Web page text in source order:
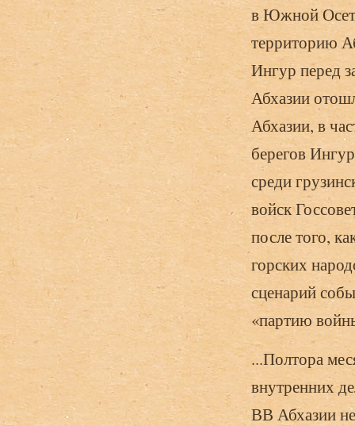
в Южной
территорию
Ингур перед
Абхазии
Абхазии, в
берегов
среди
войск
после того,
горских
сце­нарий
«партию
...Полтора
внутренних
ВВ Абхазии